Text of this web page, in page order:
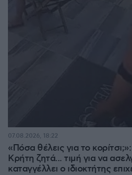
«Πόσα θέλεις για το
Κρήτη ζητά... τιμή για να
καταγγέλλει ο ιδιοκτήτης
07.08.2026, 18:22